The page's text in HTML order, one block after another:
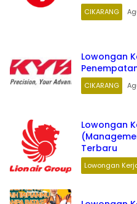
CIKARANG
Lowongan
CIKARANG
Lowongan
Terbaru
Lowongan